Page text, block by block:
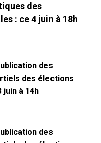
des
: ce 4 juin à 18h
des
des élections
juin à 14h
des